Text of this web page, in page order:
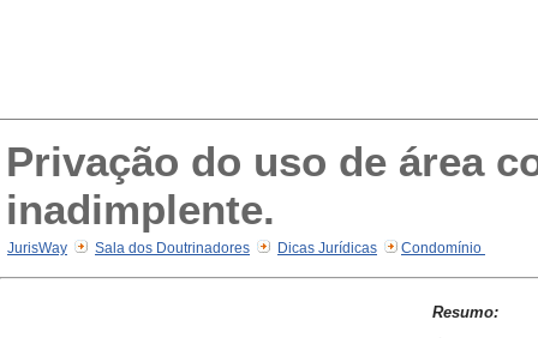
Privação do uso de área
inadimplente.
JurisWay Sala dos Doutrinadores Dicas Jurídicas Condomínio
Resumo: